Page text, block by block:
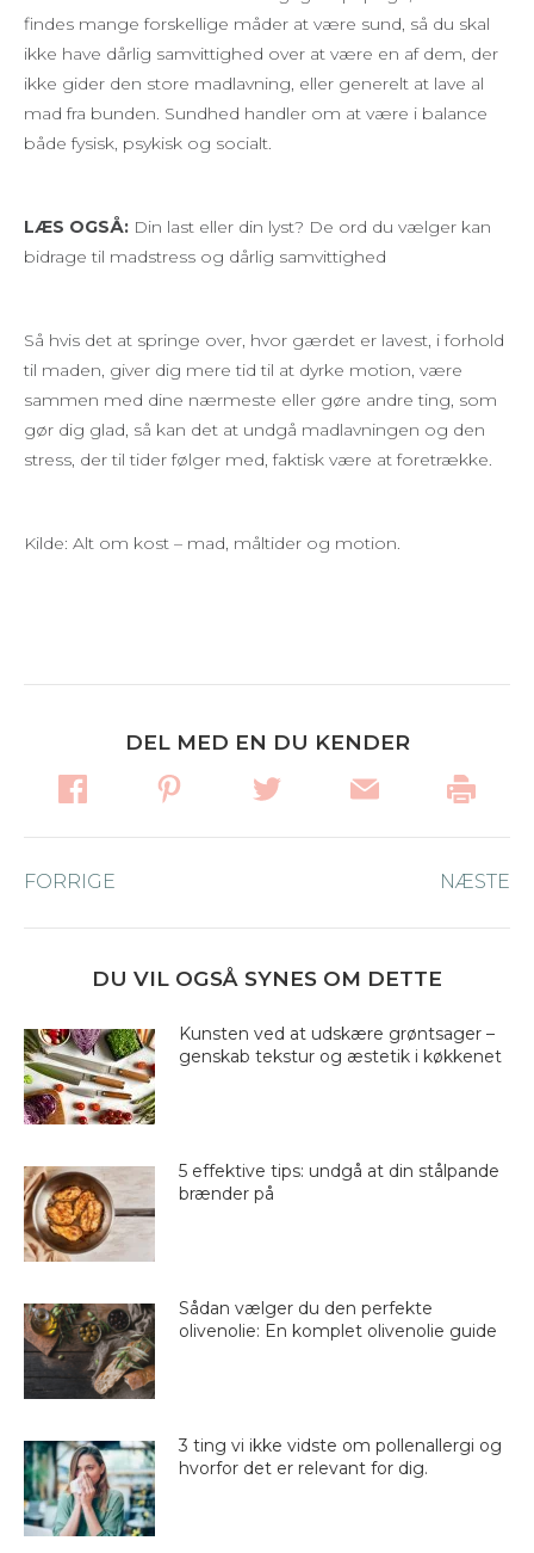
findes mange forskellige måder at være sund, så du skal
ikke have dårlig samvittighed over at være en af dem, der
ikke gider den store madlavning, eller generelt at lave al
mad fra bunden. Sundhed handler om at være i balance
både fysisk, psykisk og socialt.
LÆS OGSÅ: Din last eller din lyst? De ord du vælger kan
bidrage til madstress og dårlig samvittighed
Så hvis det at springe over, hvor gærdet er lavest, i forhold
til maden, giver dig mere tid til at dyrke motion, være
sammen med dine nærmeste eller gøre andre ting, som
gør dig glad, så kan det at undgå madlavningen og den
stress, der til tider følger med, faktisk være at foretrække.
Kilde: Alt om kost – mad, måltider og motion.
DEL MED EN DU KENDER
navigation
FORRIGE NÆSTE
DU VIL OGSÅ SYNES OM DETTE
Kunsten ved at udskære grøntsager –
genskab tekstur og æstetik i køkkenet
5 effektive tips: undgå at din stålpande
brænder på
Sådan vælger du den perfekte
olivenolie: En komplet olivenolie guide
3 ting vi ikke vidste om pollenallergi og
hvorfor det er relevant for dig.